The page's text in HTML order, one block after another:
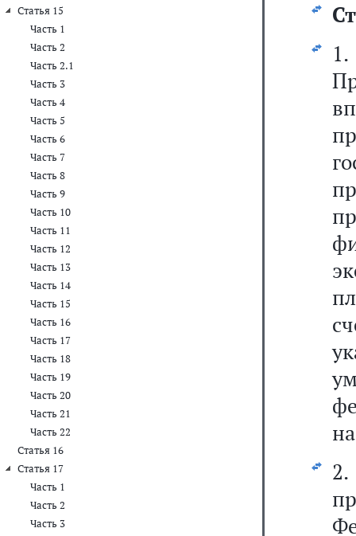
Статья 15
Часть 1
Часть 2
Часть 2.1
Часть 3
Часть 4
Часть 5
Часть 6
Часть 7
Часть 8
Часть 9
Часть 10
Часть 11
Часть 12
Часть 13
Часть 14
Часть 15
Часть 16
Часть 17
Часть 18
Часть 19
Часть 20
Часть 21
Часть 22
Статья 16
Статья 17
Часть 1
Часть 2
Часть 3